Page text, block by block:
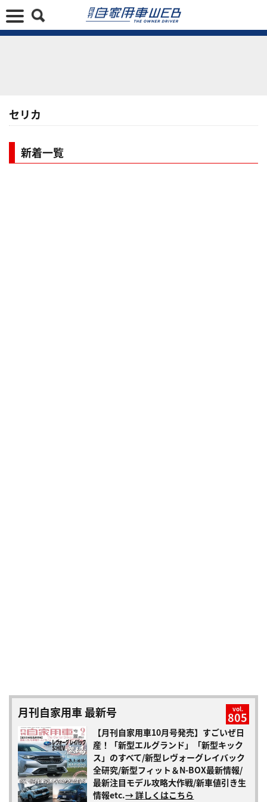
セリカ
新着一覧
月刊自家用車 最新号 vol.
805
【月刊自家用車10月号発売】すごいぜ日
産！「新型エルグランド」「新型キック
ス」のすべて/新型レヴォーグレイバック
全研究/新型フィット＆N-BOX最新情報/
最新注目モデル攻略大作戦/新車値引き生
情報etc.→ 詳しくはこちら